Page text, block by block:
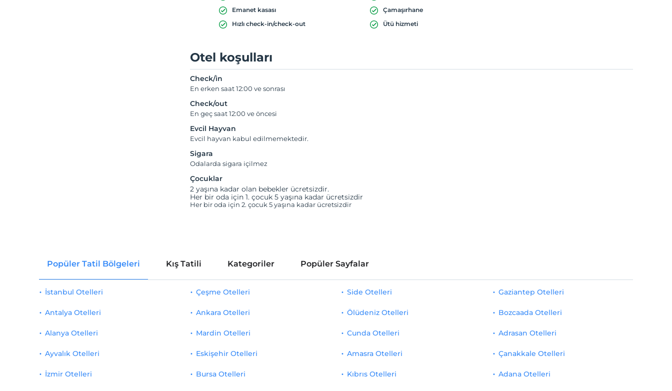
Emanet kasası
Hızlı check-in/check-out
Çamaşırhane
Ütü hizmeti
Otel koşulları
Check/in
En erken saat 12:00 ve sonrası
Check/out
En geç saat 12:00 ve öncesi
Evcil Hayvan
Evcil hayvan kabul edilmemektedir.
Sigara
Odalarda sigara içilmez
Çocuklar
2 yaşına kadar olan bebekler ücretsizdir.
Her bir oda için 1. çocuk 5 yaşına kadar ücretsizdir
Her bir oda için 2. çocuk 5 yaşına kadar ücretsizdir
Popüler Tatil Bölgeleri Kış Tatili Kategoriler Popüler Sayfalar
İstanbul Otelleri
Antalya Otelleri
Alanya Otelleri
Ayvalık Otelleri
İzmir Otelleri
Çeşme Otelleri
Ankara Otelleri
Mardin Otelleri
Eskişehir Otelleri
Bursa Otelleri
Side Otelleri
Ölüdeniz Otelleri
Cunda Otelleri
Amasra Otelleri
Kıbrıs Otelleri
Gaziantep Otelleri
Bozcaada Otelleri
Adrasan Otelleri
Çanakkale Otelleri
Adana Otelleri